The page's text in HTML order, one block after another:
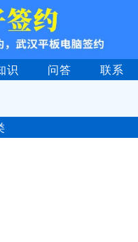
识 问答 联系